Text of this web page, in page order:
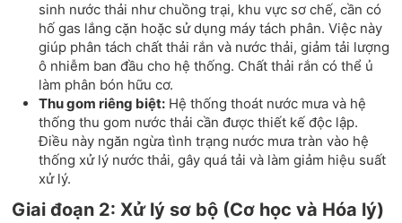
sinh nước thải như chuồng trại, khu vực sơ chế, cần có
hố gas lắng cặn hoặc sử dụng máy tách phân. Việc này
giúp phân tách chất thải rắn và nước thải, giảm tải lượng
ô nhiễm ban đầu cho hệ thống. Chất thải rắn có thể ủ
làm phân bón hữu cơ.
Thu gom riêng biệt: Hệ thống thoát nước mưa và hệ
thống thu gom nước thải cần được thiết kế độc lập.
Điều này ngăn ngừa tình trạng nước mưa tràn vào hệ
thống xử lý nước thải, gây quá tải và làm giảm hiệu suất
xử lý.
Giai đoạn 2: Xử lý sơ bộ (Cơ học và Hóa lý)